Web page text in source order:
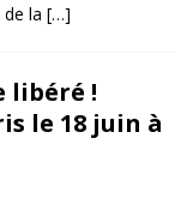
la […]
libéré !
le 18 juin à